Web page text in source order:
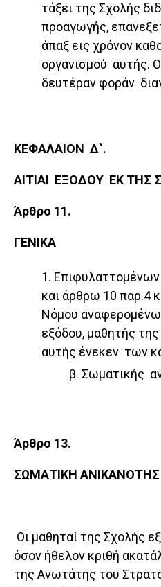
τάξει της Σχολής
προαγωγής,
άπαξ εις χρόνον
οργανισμού αυτής.
δευτέραν φοράν
ΚΕΦΑΛΑΙΟΝ Δ`.
ΑΙΤΙΑΙ ΕΞΟΔΟΥ ΕΚ ΤΗΣ
Άρθρο 11.
ΓΕΝΙΚΑ
1.
και άρθρω 10 παρ.4
Νόμου
εξόδου, μαθητής
αυτής ένεκεν των
β. Σωματικής
Άρθρο 13.
ΣΩΜΑΤΙΚΗ ΑΝΙΚΑΝΟΤΗΣ
Οι μαθηταί της Σχολής
όσον ήθελον κριθή
της Ανωτάτης του